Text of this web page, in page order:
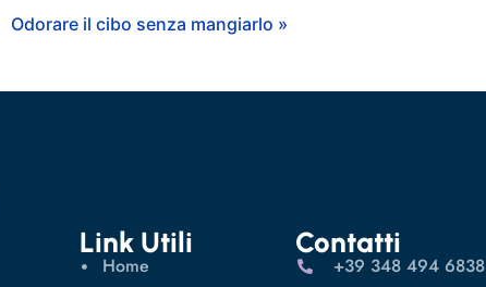
Odorare il cibo senza mangiarlo »
Link Utili
Home
Contatti
‪+39 348 494 6838